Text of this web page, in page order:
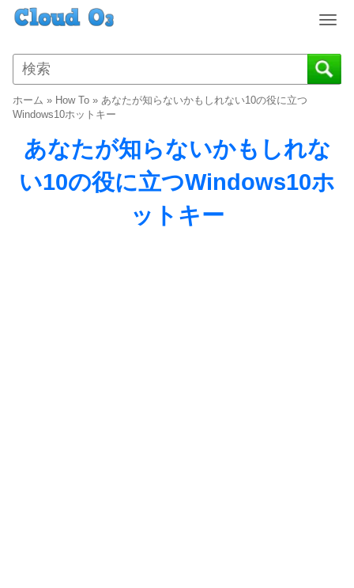
T
g
g
a
v
i
ホーム » How To » あなたが知らないかもしれない10の役に立つ
Windows10ホットキー
あなたが知らないかもしれな
い10の役に立つWindows10ホ
ットキー